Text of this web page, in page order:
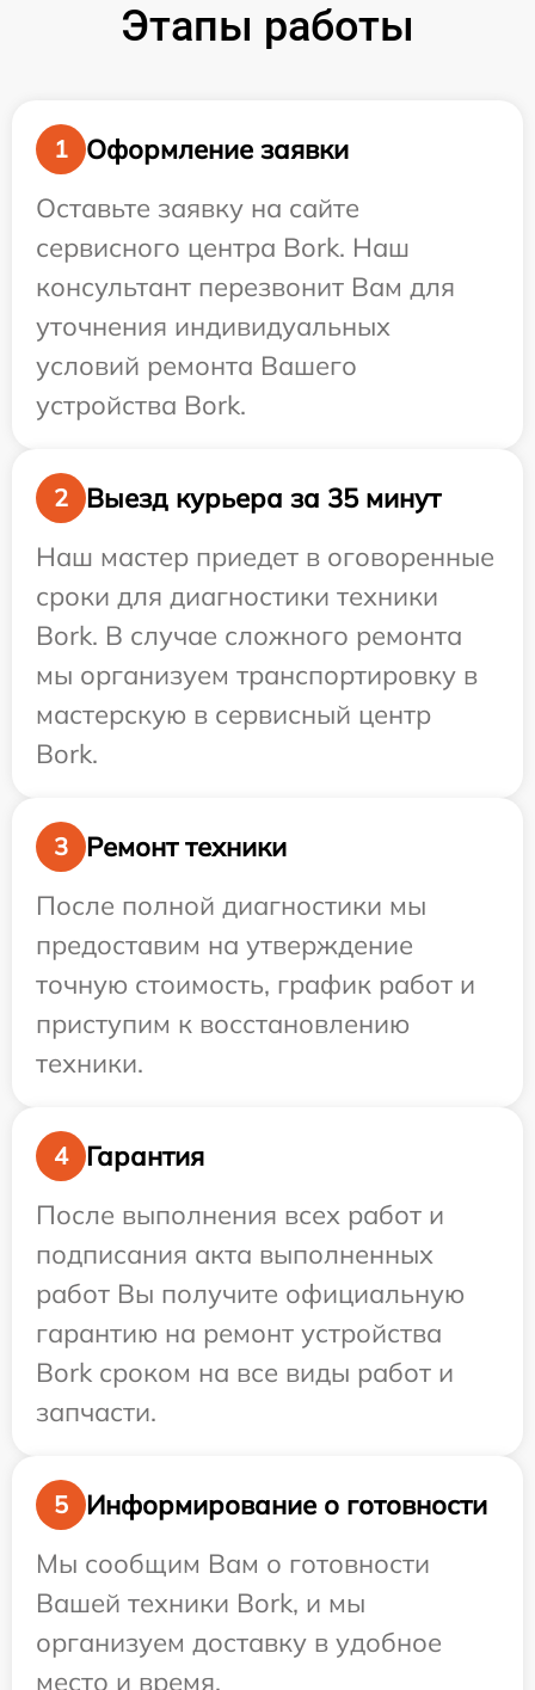
Этапы работы
1
Оформление заявки
Оставьте заявку на сайте
сервисного центра Bork. Наш
консультант перезвонит Вам для
уточнения индивидуальных
условий ремонта Вашего
устройства Bork.
2
Выезд курьера за 35 минут
Наш мастер приедет в оговоренные
сроки для диагностики техники
Bork. В случае сложного ремонта
мы организуем транспортировку в
мастерскую в сервисный центр
Bork.
3
Ремонт техники
После полной диагностики мы
предоставим на утверждение
точную стоимость, график работ и
приступим к восстановлению
техники.
4
Гарантия
После выполнения всех работ и
подписания акта выполненных
работ Вы получите официальную
гарантию на ремонт устройства
Bork сроком на все виды работ и
запчасти.
5
Информирование о готовности
Мы сообщим Вам о готовности
Вашей техники Bork, и мы
организуем доставку в удобное
место и время.